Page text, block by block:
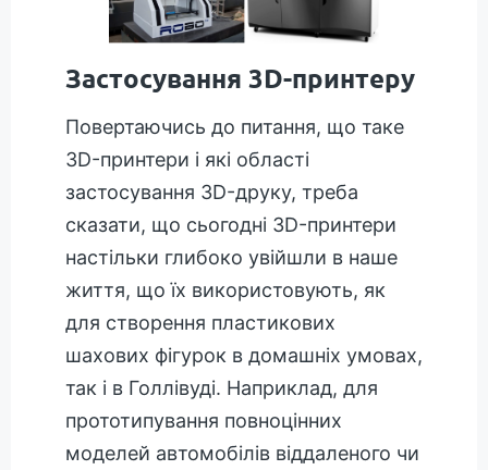
Застосування 3D-принтеру
Повертаючись до питання, що таке
3D-принтери і які області
застосування 3D-друку, треба
сказати, що сьогодні 3D-принтери
настільки глибоко увійшли в наше
життя, що їх використовують, як
для створення пластикових
шахових фігурок в домашніх умовах,
так і в Голлівуді. Наприклад, для
прототипування повноцінних
моделей автомобілів віддаленого чи